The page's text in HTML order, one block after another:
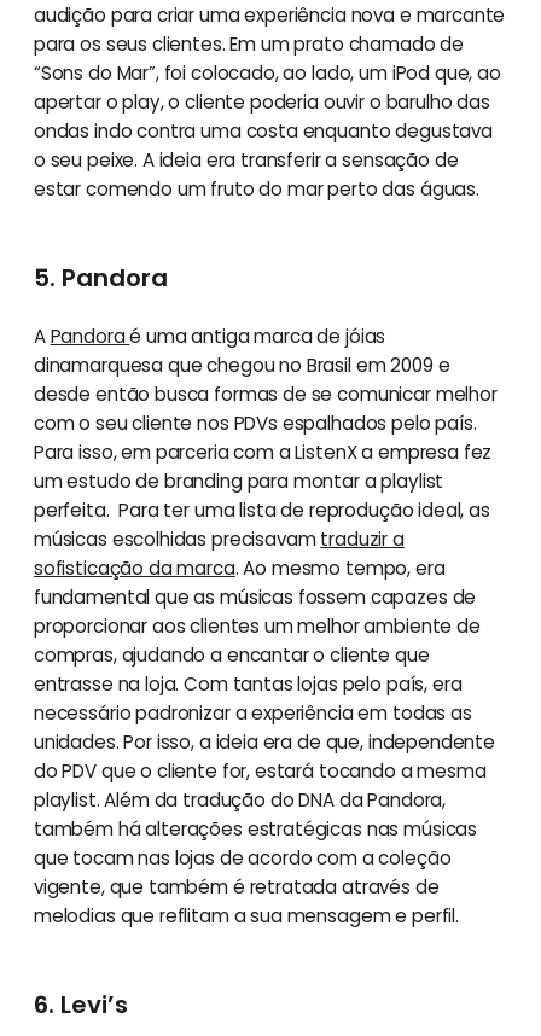
audição para criar uma experiência nova e marcante
para os seus clientes. Em um prato chamado de
“Sons do Mar”, foi colocado, ao lado, um iPod que, ao
apertar o play, o cliente poderia ouvir o barulho das
ondas indo contra uma costa enquanto degustava
o seu peixe. A ideia era transferir a sensação de
estar comendo um fruto do mar perto das águas.
5. Pandora
APandoraé uma antiga marca de jóias
dinamarquesa que chegou no Brasil em 2009 e
desde então busca formas de se comunicar melhor
com o seu cliente nos PDVs espalhados pelo país.
Para isso, em parceria com a ListenX a empresa fez
um estudo de branding para montar a playlist
perfeita. Para ter uma lista de reprodução ideal, as
músicas escolhidas precisavamtraduzir a
sofisticação da marca. Ao mesmo tempo, era
fundamental que as músicas fossem capazes de
proporcionar aos clientes um melhor ambiente de
compras, ajudando a encantar o cliente que
entrasse na loja. Com tantas lojas pelo país, era
necessário padronizar a experiência em todas as
unidades. Por isso, a ideia era de que, independente
do PDV que o cliente for, estará tocando a mesma
playlist. Além da tradução do DNA da Pandora,
também há alterações estratégicas nas músicas
que tocam nas lojas de acordo com a coleção
vigente, que também é retratada através de
melodias que reflitam a sua mensagem e perfil.
6. Levi’s